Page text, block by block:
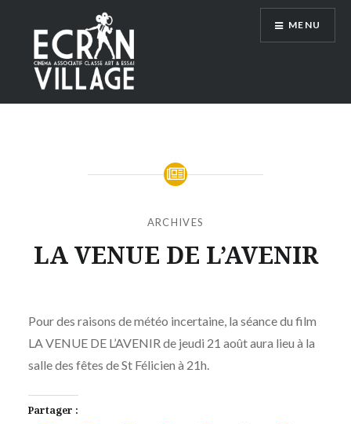
contenu
principal
ÉCRAN VILLAGE
MENU
ARCHIVES
LA VENUE DE L’AVENIR
MOÏSE
MAIGRET
AOÛT
2025
Pour des raisons de météo incertaine, la séance du film
LA VENUE DE L’AVENIR de jeudi 21 août aura lieu à la
salle des fêtes de St Félicien à 21h.
Partager :